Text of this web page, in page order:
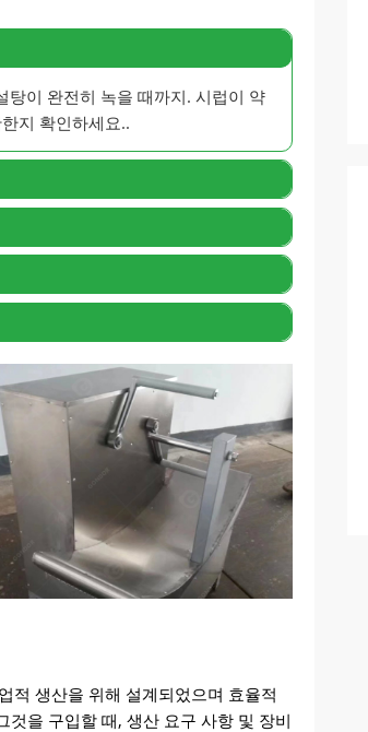
탕이 완전히 녹을 때까지. 시럽이 약
지 확인하세요..
적 생산을 위해 설계되었으며 효율적
을 구입할 때, 생산 요구 사항 및 장비